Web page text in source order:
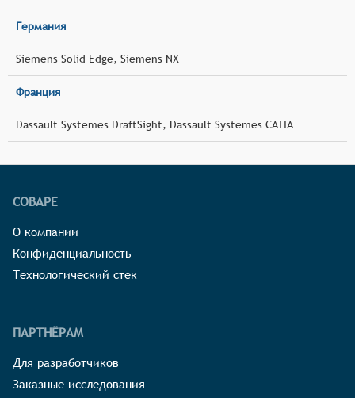
Германия
Siemens Solid Edge, Siemens NX
Франция
Dassault Systemes DraftSight, Dassault Systemes CATIA
СОВАРЕ
О компании
Конфиденциальность
Технологический стек
ПАРТНЁРАМ
Для разработчиков
Заказные исследования